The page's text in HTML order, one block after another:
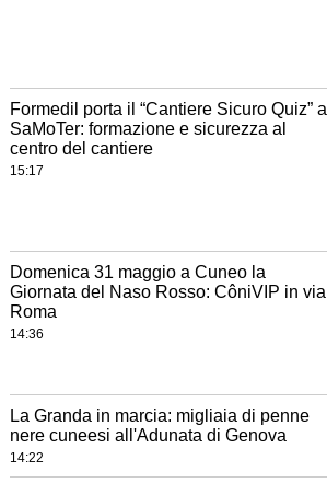
Formedil porta il “Cantiere Sicuro Quiz” a
SaMoTer: formazione e sicurezza al
centro del cantiere
15:17
Domenica 31 maggio a Cuneo la
Giornata del Naso Rosso: CôniVIP in via
Roma
14:36
La Granda in marcia: migliaia di penne
nere cuneesi all'Adunata di Genova
14:22